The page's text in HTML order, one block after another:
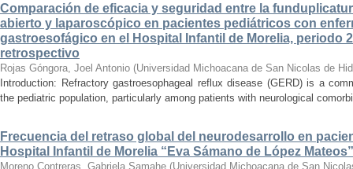
Comparación de eficacia y seguridad entre la
abierto y laparoscópico en pacientes pediátricos con
gastroesofágico en el Hospital Infantil de Morelia, periodo
retrospectivo
Rojas Góngora, Joel Antonio (Universidad Michoacana de San Nicolas de
Introduction: Refractory gastroesophageal reflux disease (GERD) is a
the pediatric population, particularly among patients with neurological
Frecuencia del retraso global del neurodesarrollo en
Hospital Infantil de Morelia “Eva Sámano de López Mateos”
Moreno Contreras, Gabriela Samahe (Universidad Michoacana de San